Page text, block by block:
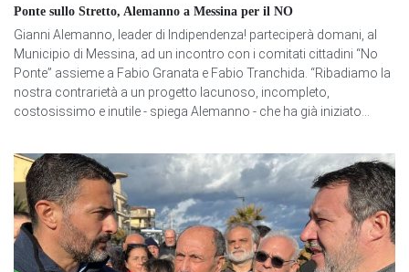
Ponte sullo Stretto, Alemanno a Messina per il NO
Gianni Alemanno, leader di Indipendenza! parteciperà domani, al
Municipio di Messina, ad un incontro con i comitati cittadini “No
Ponte” assieme a Fabio Granata e Fabio Tranchida. “Ribadiamo la
nostra contrarietà a un progetto lacunoso, incompleto,
costosissimo e inutile - spiega Alemanno - che ha già iniziato...